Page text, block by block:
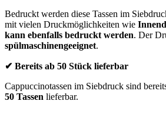
Bedruckt werden diese Tassen im
mit vielen Druckmöglichkeiten wie
kann ebenfalls bedruckt werden. Der
spülmaschinengeeignet.
✔ Bereits ab 50 Stück lieferbar
Cappuccinotassen im Siebdruck sind
50 Tassen lieferbar.